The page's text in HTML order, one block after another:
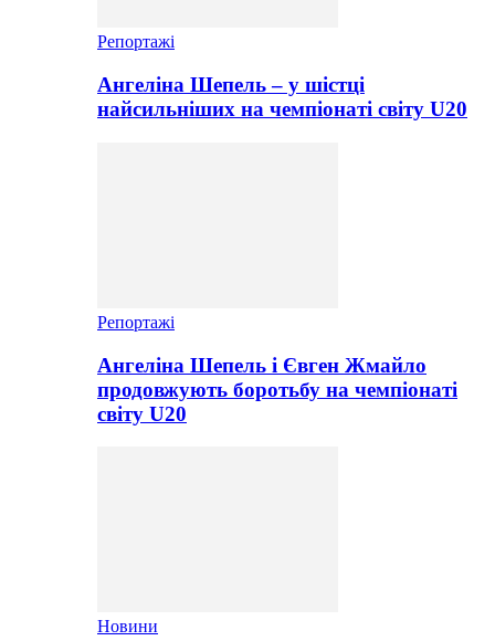
Репортажі
Ангеліна Шепель – у шістці
найсильніших на чемпіонаті світу U20
Репортажі
Ангеліна Шепель і Євген Жмайло
продовжують боротьбу на чемпіонаті
світу U20
Новини